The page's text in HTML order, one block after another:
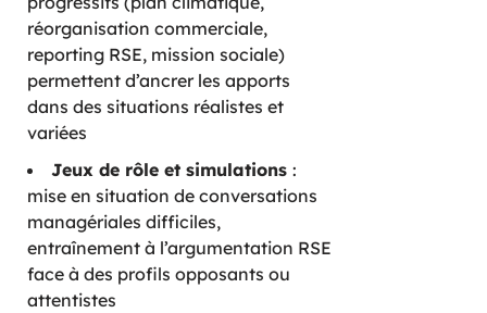
réorganisation commerciale,
reporting RSE, mission sociale)
permettent d’ancrer les apports
dans des situations réalistes et
variées
Jeux de rôle et simulations :
mise en situation de conversations
managériales difficiles,
entraînement à l’argumentation RSE
face à des profils opposants ou
attentistes